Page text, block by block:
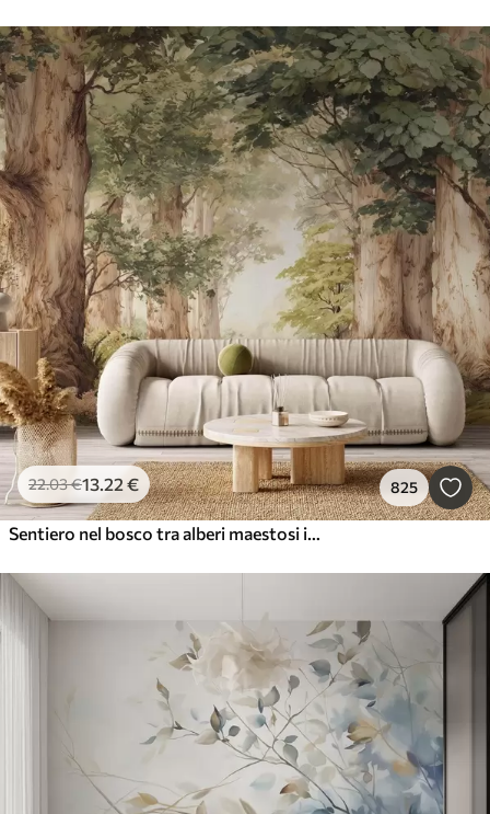
22.03€13.22€ 825
Sentiero nel bosco tra alberi maestosi in stile acquerello